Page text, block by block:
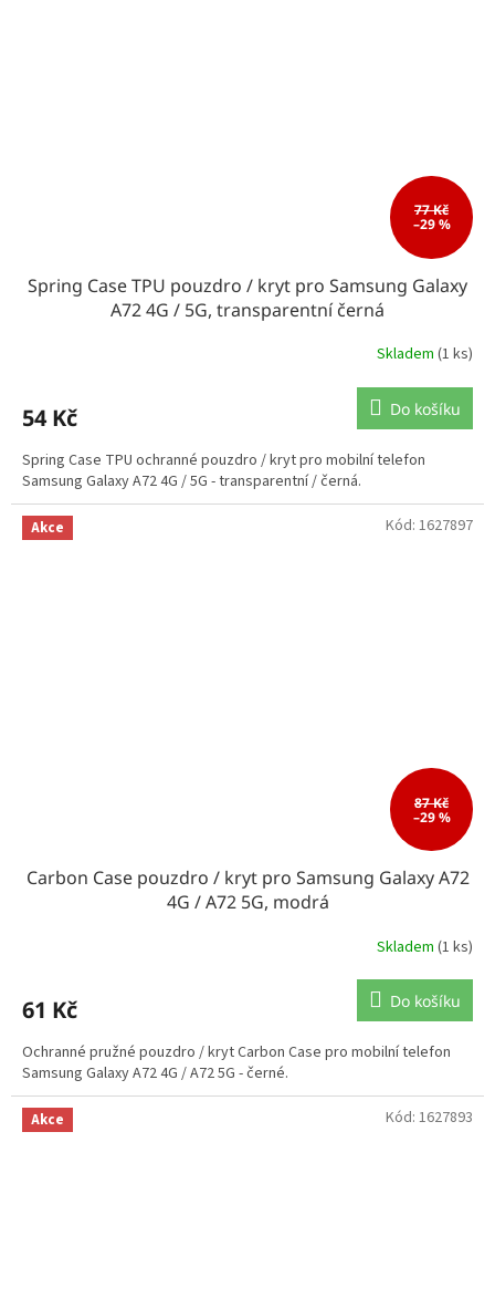
77 Kč
–29 %
Spring Case TPU pouzdro / kryt pro Samsung Galaxy
A72 4G / 5G, transparentní černá
Skladem (1 ks)
54 Kč Do košíku
Spring Case TPU ochranné pouzdro / kryt pro mobilní telefon
Samsung Galaxy A72 4G / 5G - transparentní / černá.
Akce
87 Kč
–29 %
Carbon Case pouzdro / kryt pro Samsung Galaxy A72
4G / A72 5G, modrá
Skladem (1 ks)
61 Kč Do košíku
Ochranné pružné pouzdro / kryt Carbon Case pro mobilní telefon
Samsung Galaxy A72 4G / A72 5G - černé.
Kód: 1627897
Akce Kód: 1627893